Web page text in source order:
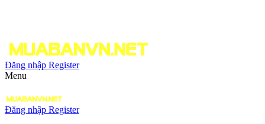
Đăng nhập Register
Menu
Đăng nhập Register